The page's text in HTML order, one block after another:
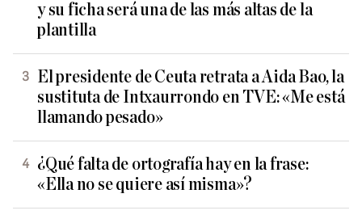
y su ficha será una de las más altas de la
plantilla
El presidente de Ceuta retrata a Aida Bao, la
sustituta de Intxaurrondo en TVE: «Me está
llamando pesado»
¿Qué falta de ortografía hay en la frase:
«Ella no se quiere así misma»?